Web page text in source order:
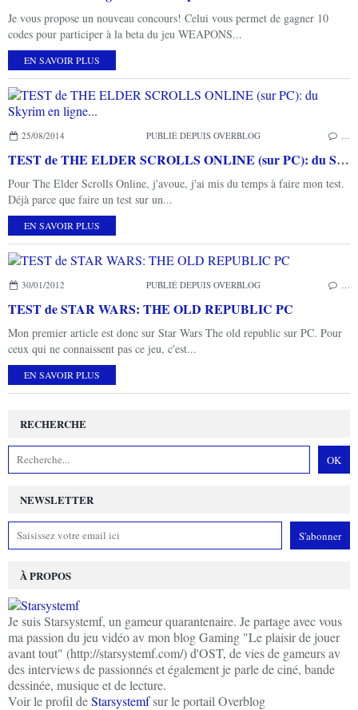
Je vous propose un nouveau concours! Celui vous permet de gagner 10
codes pour participer à la beta du jeu WEAPONS...
EN SAVOIR PLUS
25/08/2014 PUBLIÉ DEPUIS OVERBLOG
TEST de THE ELDER SCROLLS ONLINE (sur PC): du Skyrim en ligne...
Pour The Elder Scrolls Online, j'avoue, j'ai mis du temps à faire mon test.
Déjà parce que faire un test sur un...
EN SAVOIR PLUS
30/01/2012 PUBLIÉ DEPUIS OVERBLOG
TEST de STAR WARS: THE OLD REPUBLIC PC
Mon premier article est donc sur Star Wars The old republic sur PC. Pour
ceux qui ne connaissent pas ce jeu, c'est...
EN SAVOIR PLUS
NEWSLETTER
RECHERCHE
À PROPOS
Je suis Starsystemf, un gameur quarantenaire. Je partage avec vous
ma passion du jeu vidéo av mon blog Gaming "Le plaisir de jouer
avant tout" (http://starsystemf.com/) d'OST, de vies de gameurs av
des interviews de passionnés et également je parle de ciné, bande
dessinée, musique et de lecture.
Voir le profil deStarsystemfsur le portail Overblog